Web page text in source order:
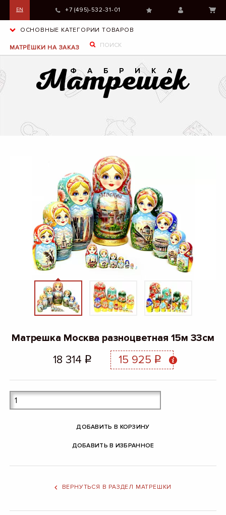
EN +7 (495)-532-31-01
ОСНОВНЫЕ КАТЕГОРИИ ТОВАРОВ
МАТРЁШКИ НА ЗАКАЗ
Матрешка Москва разноцветная 15м 33см
18 314 q 15 925 q
ДОБАВИТЬ В КОРЗИНУ
ДОБАВИТЬ В ИЗБРАННОЕ
ВЕРНУТЬСЯ В РАЗДЕЛ МАТРЕШКИ